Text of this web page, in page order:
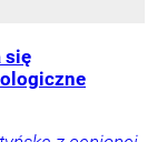
się